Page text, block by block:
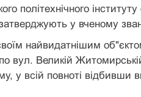
політехнічного
у вченому
найвидатнішим
вул. Великій
у всій повноті відбивши